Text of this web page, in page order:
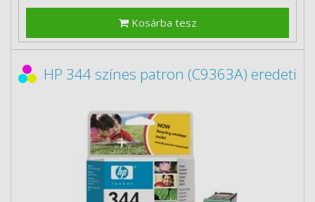
Kosárba tesz
HP 344 színes patron (C9363A) eredeti